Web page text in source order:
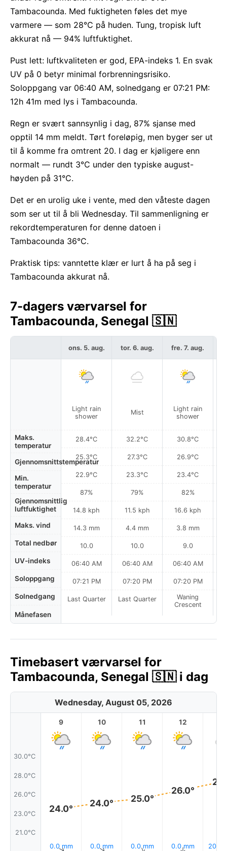
Tambacounda. Med fuktigheten føles det mye
varmere — som 28°C på huden. Tung, tropisk luft
akkurat nå — 94% luftfuktighet.
Pust lett: luftkvaliteten er god, EPA-indeks 1. En svak
UV på 0 betyr minimal forbrenningsrisiko.
Soloppgang var 06:40 AM, solnedgang er 07:21 PM:
12h 41m med lys i Tambacounda.
Regn er svært sannsynlig i dag, 87% sjanse med
opptil 14 mm meldt. Tørt foreløpig, men byger ser ut
til å komme fra omtrent 20. I dag er kjøligere enn
normalt — rundt 3°C under den typiske august-
høyden på 31°C.
Det er en urolig uke i vente, med den våteste dagen
som ser ut til å bli Wednesday. Til sammenligning er
rekordtemperaturen for denne datoen i
Tambacounda 36°C.
Praktisk tips: vanntette klær er lurt å ha på seg i
Tambacounda akkurat nå.
7-dagers værvarsel for
Tambacounda, Senegal 🇸🇳
Maks.
temperatur
Gjennomsnittstemperatur
Min.
temperatur
Gjennomsnittlig
luftfuktighet
Maks. vind
Total nedbør
UV-indeks
Soloppgang
Solnedgang
Månefasen
ons. 5. aug.
Light rain
shower
28.4°C
25.3°C
22.9°C
87%
14.8 kph
14.3 mm
10.0
06:40 AM
07:21 PM
Last Quarter
tor. 6. aug.
Mist
32.2°C
27.3°C
23.3°C
79%
11.5 kph
4.4 mm
10.0
06:40 AM
07:20 PM
Last Quarter
fre. 7. aug.
Light rain
shower
30.8°C
26.9°C
23.4°C
82%
16.6 kph
3.8 mm
9.0
06:40 AM
07:20 PM
Waning
Crescent
Timebasert værvarsel for
Tambacounda, Senegal 🇸🇳 i dag
Wednesday, August 05, 2026
30.0°C
28.0°C
26.0°C
23.0°C
21.0°C
9
24.0°
0.0 mm
10
24.0°
0.0 mm
11
25.0°
0.0 mm
12
26.0°
0.0 mm 20%